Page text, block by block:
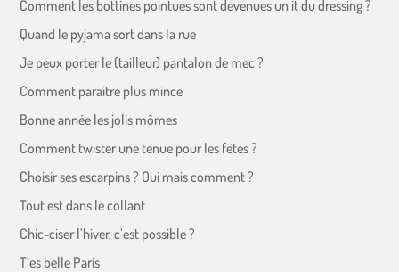
Comment les bottines pointues sont devenues un it du dressing ?
Quand le pyjama sort dans la rue
Je peux porter le (tailleur) pantalon de mec ?
Comment paraitre plus mince
Bonne année les jolis mômes
Comment twister une tenue pour les fêtes ?
Choisir ses escarpins ? Oui mais comment ?
Tout est dans le collant
Chic-ciser l’hiver, c’est possible ?
T’es belle Paris